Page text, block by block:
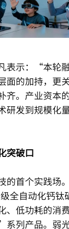
表示：“本轮
面的加持，更
齐。产业资本
研发到规模化
突破口
的首个实践场
全自动化钙钛
、低功耗的消
列产品。弱